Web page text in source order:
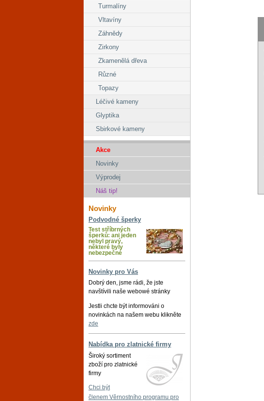
Turmalíny
Vltavíny
Záhnědy
Zirkony
Zkamenělá dřeva
Různé
Topazy
Léčivé kameny
Glyptika
Sbirkové kameny
Akce
Novinky
Výprodej
Náš tip!
Novinky
Podvodné šperky
Test stříbrných
šperků: ani jeden
nebyl pravý,
některé byly
nebezpečné
Novinky pro Vás
Dobrý den, jsme rádi, že jste
navštívili naše webowé stránky
Jestli chcte být informováni o
novinkách na našem webu klikněte
zde
Nabídka pro zlatnické firmy
Široký sortiment
zboží pro zlatnické
firmy
Chci být
členem Věrnostního programu pro